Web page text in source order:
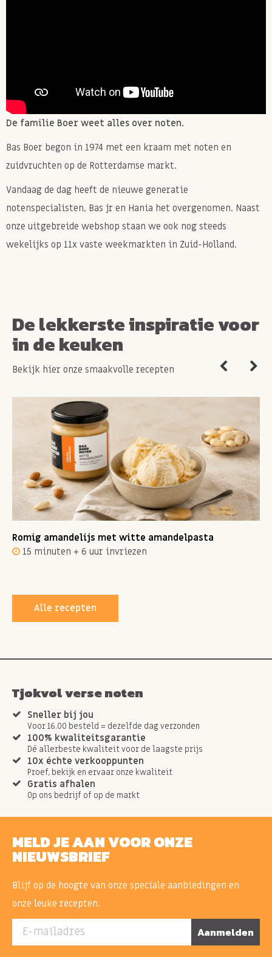
De familie Boer weet alles over noten.
Bas Boer begon in 1974 met een kraam met noten en
zuidvruchten op de Rotterdamse markt.
Vandaag de dag heeft de nieuwe generatie
notenspecialisten, Bas jr en Hania het overgenomen. Naast
onze uitgebreide webshop staan we ook nog steeds
wekelijks op 11x vaste weekmarkten in Zuid-Holland.
De lekkerste inspiratie voor
in de keuken
Bekijk hier onze smaakvolle recepten
Romig amandelijs met witte amandelpasta
15 minuten + 6 uur invriezen
Alle recepten
Tjokvol verse noten
Sneller bij jou
Voor 16.00 besteld = dezelfde dag verzonden
100% kwaliteitsgarantie
Dé allerbeste kwaliteit voor de laagste prijs
10x échte verkooppunten
Proef, bekijk en ervaar onze kwaliteit
Gratis afhalen
Op ons bedrijf of op de markt
MELD JE AAN VOOR ONZE
NIEUWSBRIEF
Blijf op de hoogte van onze speciale aanbiedingen en
onze leuke recepten.
E-mailadres Aanmelden